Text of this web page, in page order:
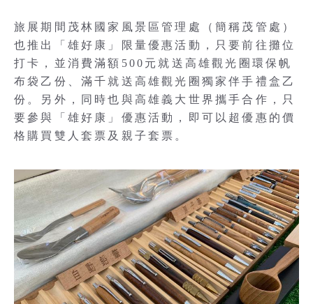
旅展期間茂林國家風景區管理處（簡稱茂管處）
也推出「雄好康」限量優惠活動，只要前往攤位
打卡，並消費滿額500元就送高雄觀光圈環保帆
布袋乙份、滿千就送高雄觀光圈獨家伴手禮盒乙
份。另外，同時也與高雄義大世界攜手合作，只
要參與「雄好康」優惠活動，即可以超優惠的價
格購買雙人套票及親子套票。